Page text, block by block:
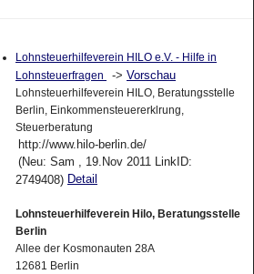
Lohnsteuerhilfeverein HILO e.V. - Hilfe in
Lohnsteuerfragen
-> Vorschau
Lohnsteuerhilfeverein HILO, Beratungsstelle
Berlin, Einkommensteuererklrung,
Steuerberatung
http://www.hilo-berlin.de/
(Neu: Sam , 19.Nov 2011 LinkID:
2749408) Detail
Lohnsteuerhilfeverein Hilo, Beratungsstelle
Berlin
Allee der Kosmonauten 28A
12681 Berlin